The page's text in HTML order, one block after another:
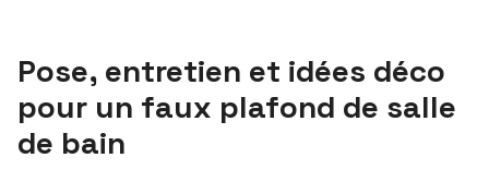
Pose, entretien et idées déco
pour un faux plafond de salle
de bain